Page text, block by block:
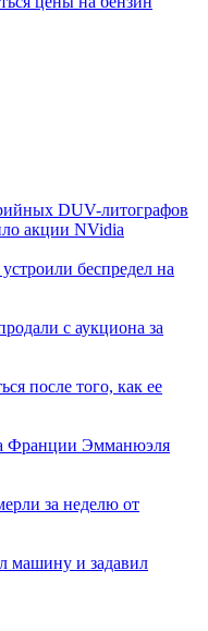
DUV-литографов
акции NVidia
беспредел на
с аукциона за
после того, как ее
Франции Эмманюэля
за неделю от
машину и задавил